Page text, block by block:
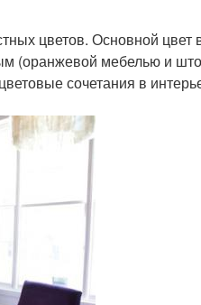
цветов. Основной цвет
(оранжевой мебелью и
сочетания в